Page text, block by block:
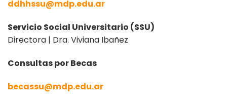
ddhhssu@mdp.edu.ar
Servicio Social Universitario (SSU)
Directora | Dra. Viviana Ibañez
Consultas por Becas
becassu@mdp.edu.ar